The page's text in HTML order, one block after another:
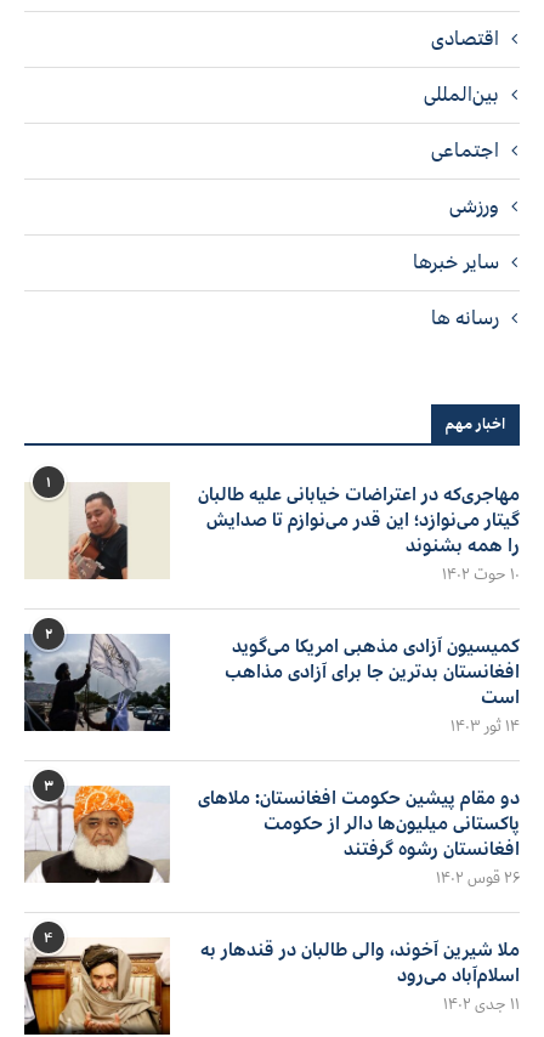
اقتصادی
بین‌المللی
اجتماعی
ورزشی
سایر خبرها
رسانه ها
اخبار مهم
۱
مهاجری‌که در اعتراضات خیابانی علیه طالبان
گیتار می‌نوازد؛ این قدر می‌نوازم تا صدایش
را همه بشنوند
۱۰ حوت ۱۴۰۲
۲
کمیسیون آزادی مذهبی امریکا می‌گوید
افغانستان بدترین جا برای آزادی مذاهب
است
۱۴ ثور ۱۴۰۳
۳
دو مقام پیشین حکومت افغانستان: ملاهای
پاکستانی میلیون‌ها دالر از حکومت
افغانستان رشوه گرفتند
۲۶ قوس ۱۴۰۲
۴
ملا شیرین آخوند، والی طالبان در قندهار به
اسلام‌آباد می‌رود
۱۱ جدی ۱۴۰۲